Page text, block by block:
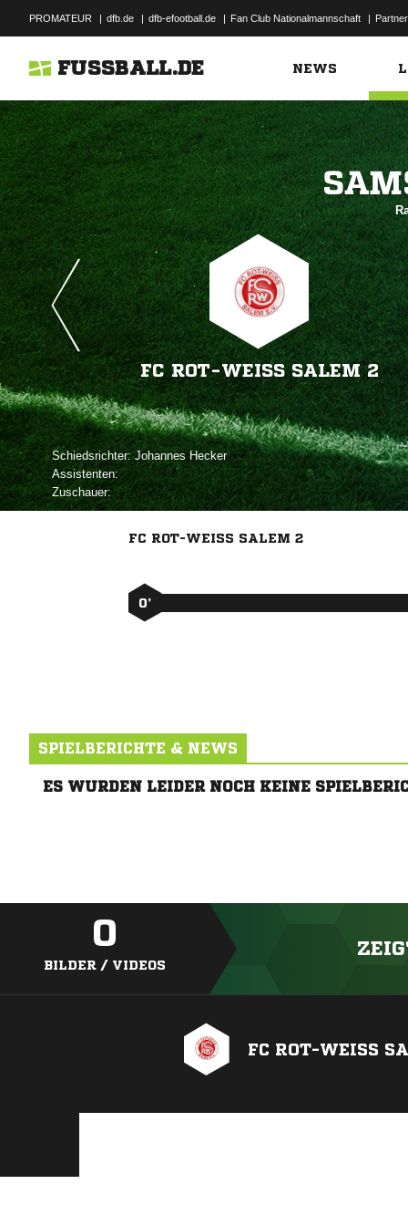
PROMATEUR | dfb.de | dfb-efootball.de | Fan Club Nationalmannschaft | Partner
FUSSBALL.DE NEWS
FC ROT-WEISS SALEM 2
Schiedsrichter:  
Assistenten:
Zuschauer:
FC ROT-WEISS SALEM 2
0’
SPIELBERICHTE & NEWS
ES WURDEN LEIDER NOCH KEINE
0
BILDER / VIDEOS
FC ROT-WEISS